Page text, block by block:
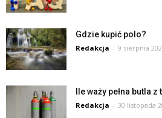
Gdzie kupić polo?
Redakcja - 9 sierpnia
Ile waży pełna butla
Redakcja - 30 listopada